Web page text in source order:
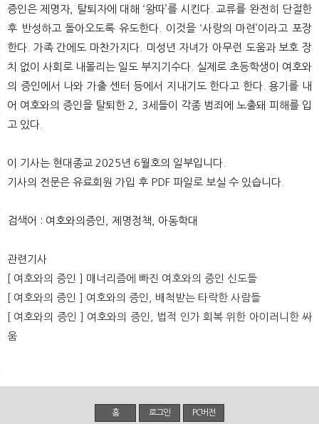
증인은 제명자, 탈퇴자에 대해 ‘왕따’를 시킨다. 교류를 완전히 단절한
후 반성하고 돌아오도록 유도한다. 이것을 ‘사랑의 마련’이라고 포장
한다. 가족 간에도 마찬가지다. 미성년 자녀가 아무런 도움과 보호 장
치 없이 사회로 내몰리는 일도 부지기수다. 실제로 초등학생이 여호와
의 증인에서 나와 가출 센터 등에서 지내기도 한다고 한다. 용기를 내
어 여호와의 증인을 탈퇴한 2, 3세들이 각종 범죄에 노출돼 피해를 입
고 있다.
이 기사는 현대종교 2025년 6월호의 일부입니다.
기사의 전문은 유료회원 가입 후 PDF 파일로 보실 수 있습니다.
검색어 : 여호와의증인, 제명정책, 아동학대
관련기사
[ 여호와의 증인 ] 매너리즘에 빠진 여호와의 증인 신도들
[ 여호와의 증인 ] 여호와의 증인, 배척받는 타락한 사람들
[ 여호와의 증인 ] 여호와의 증인, 법적 인가 회복 위한 아이러니한 싸
움
홈 로그인 PC버전